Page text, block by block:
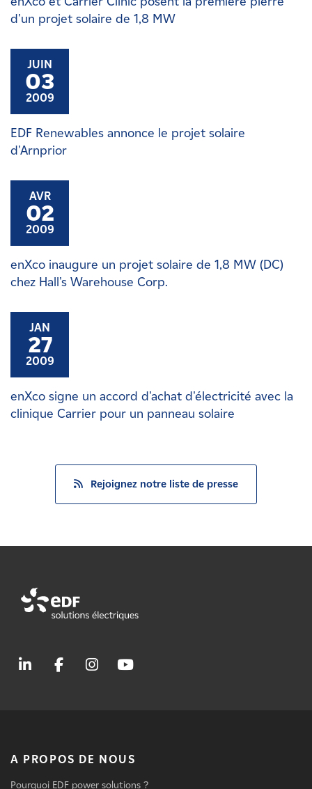
d'un projet solaire de 1,8 MW
JUIN
03
2009
EDF Renewables annonce le projet solaire
d'Arnprior
AVR
02
2009
enXco inaugure un projet solaire de 1,8 MW (DC)
chez Hall's Warehouse Corp.
JAN
27
2009
enXco signe un accord d'achat d'électricité avec la
clinique Carrier pour un panneau solaire
Rejoignez notre liste de presse
A PROPOS DE NOUS
Pourquoi EDF power solutions ?